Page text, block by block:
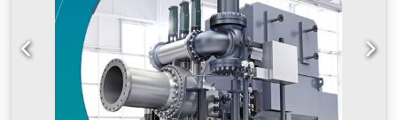
por tanto como nueva. Visita in situ posible previa cita.
Dedpfx Ahexxl Ihj Reck